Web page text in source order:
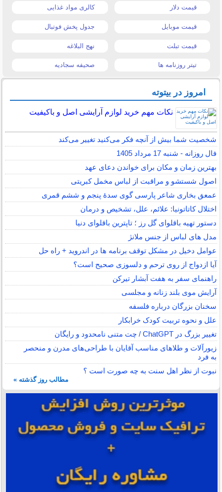
قیمت دلار کالری مواد غذایی
قیمت موبایل جدول پخش فوتبال
قیمت تبلت نهج البلاغه
تیتر روزنامه ها صحیفه سجادیه
امروز در بیتوته
نکات مهم خرید لوازم آرایشی اصل و باکیفیت
شخصیت شما بیش از آنچه فکر می‌کنید تغییر می‌کند
فال روزانه - شنبه 17 مرداد 1405
بهترین زمان و مکان برای خواندن دعای عهد
اصول شستشو و مراقبت از لباس مخمل کبریتی
عمعق بخاری شاعر پارسی گوی سدهٔ پنجم و ششم قمری
اختلال کاتاتونیا: علائم، علل، تشخیص و درمان
دستور تهیه باقلوای گل رز ؛ تاپترین باقلوای دنیا
مدل های لباس از جنس ملانژ
عوامل دخیل در مشکل توقف برنامه ها در اندروید + راه حل
آیا ازدواج از روی ترحم و دلسوزی صحیح است؟
راهنمای سفر به هفت آبشار تیرکن
آرایش موی بلند زنانه و مجلسی
سخنان بزرگان درباره فلسفه
علل و نحوه تربیت کودک خرابکار
تغییر بزرگ در ChatGPT / چت متنی نامحدود و رایگان
زیورآلات و طلاهای مناسب آقایان با طراحی‌های مدرن و منحصر
به فرد
نبوت از نظر اهل سنت به چه صورت است ؟
مطالب روز گذشته »